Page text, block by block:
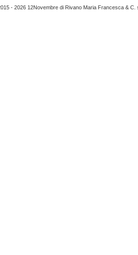
- 2026 12Novembre di Rivano Maria Francesca &